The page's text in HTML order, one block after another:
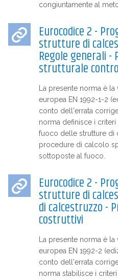
congiuntamente al
Eurocodice 2 -
strutture di
Regole generali
strutturale
La presente norma è
europea EN 1992-1-2
conto dell'errata
norma definisce i
fuoco delle strutture di
procedure di calcolo
sottoposte al fuoco.
Eurocodice 2 -
strutture di
di calcestruzzo -
costruttivi
La presente norma è
europea EN 1992-2
conto dell'errata
norma stabilisce i